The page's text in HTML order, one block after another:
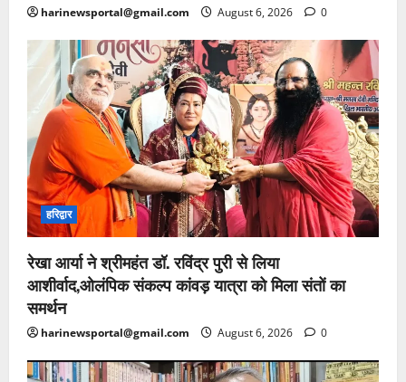
harinewsportal@gmail.com August 6, 2026 0
हरिद्वार
रेखा आर्या ने श्रीमहंत डॉ. रविंद्र पुरी से लिया
आशीर्वाद,ओलंपिक संकल्प कांवड़ यात्रा को मिला संतों का
समर्थन
harinewsportal@gmail.com August 6, 2026 0